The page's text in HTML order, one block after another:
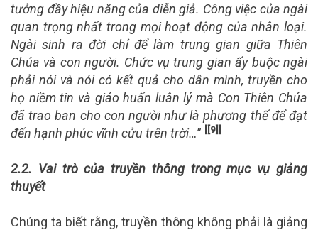
tưởng đầy hiệu năng của diễn giả. Công việc của ngài
quan trọng nhất trong mọi hoạt động của nhân loại.
Ngài sinh ra đời chỉ để làm trung gian giữa Thiên
Chúa và con người. Chức vụ trung gian ấy buộc ngài
phải nói và nói có kết quả cho dân mình, truyền cho
họ niềm tin và giáo huấn luân lý mà Con Thiên Chúa
đã trao ban cho con người như là phương thế để đạt
đến hạnh phúc vĩnh cửu trên trời…” [[9]]
2.2. Vai trò của truyền thông trong mục vụ giảng
thuyết
Chúng ta biết rằng, truyền thông không phải là giảng